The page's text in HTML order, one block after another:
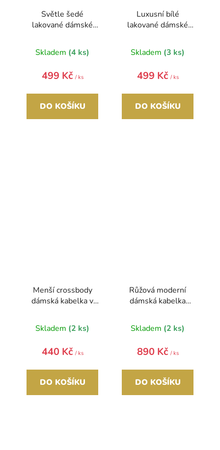
Světle šedé
lakované dámské
GROSSO
Skladem (4 ks)
499 Kč / ks
DO KOŠÍKU
Luxusní bílé
lakované dámské
GROSSO
Skladem (3 ks)
499 Kč / ks
DO KOŠÍKU
Menší crossbody
dámská kabelka v
SE322 CORK 4
Skladem (2 ks)
440 Kč / ks
DO KOŠÍKU
Růžová moderní
dámská kabelka
Skladem (2 ks)
890 Kč / ks
DO KOŠÍKU